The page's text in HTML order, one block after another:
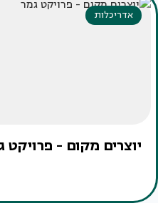
אדריכלות
יוצרים מקום - פרויקט